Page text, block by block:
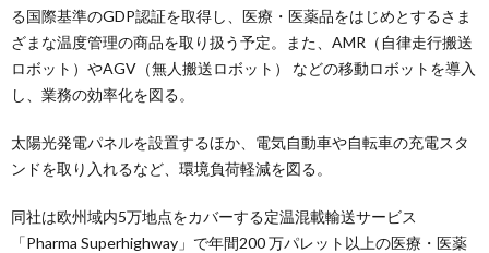
る国際基準のGDP認証を取得し、医療・医薬品をはじめとするさま
ざまな温度管理の商品を取り扱う予定。また、AMR（自律走行搬送
ロボット）やAGV（無人搬送ロボット） などの移動ロボットを導入
し、業務の効率化を図る。
太陽光発電パネルを設置するほか、電気自動車や自転車の充電スタ
ンドを取り入れるなど、環境負荷軽減を図る。
同社は欧州域内5万地点をカバーする定温混載輸送サービス
「Pharma Superhighway」で年間200 万パレット以上の医療・医薬